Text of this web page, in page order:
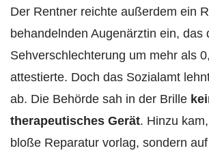
Der Rentner reichte außerdem ein
behandelnden Augenärztin ein, das
Sehverschlechterung um mehr als
attestierte. Doch das Sozialamt
ab. Die Behörde sah in der Brille
therapeutisches Gerät. Hinzu
bloße Reparatur vorlag, sondern